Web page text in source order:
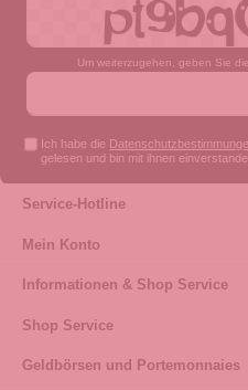
Um weiterzugehen, geben Sie
Ich habe die
gelesen und bin mit ihnen
Service-Hotline
Mein Konto
Informationen & Shop Service
Shop Service
Geldbörsen und Portemonnaies